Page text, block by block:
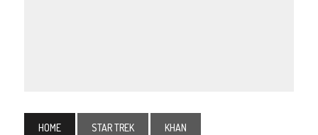
HOME STAR TREK KHAN